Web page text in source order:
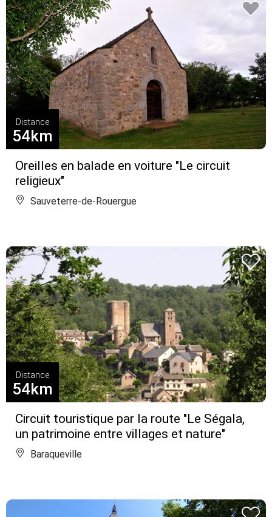
Oreilles en balade en voiture "Le circuit
religieux"
Distance
54km
Sauveterre-de-Rouergue
Circuit touristique par la route "Le Ségala,
un patrimoine entre villages et nature"
Distance
54km
Baraqueville